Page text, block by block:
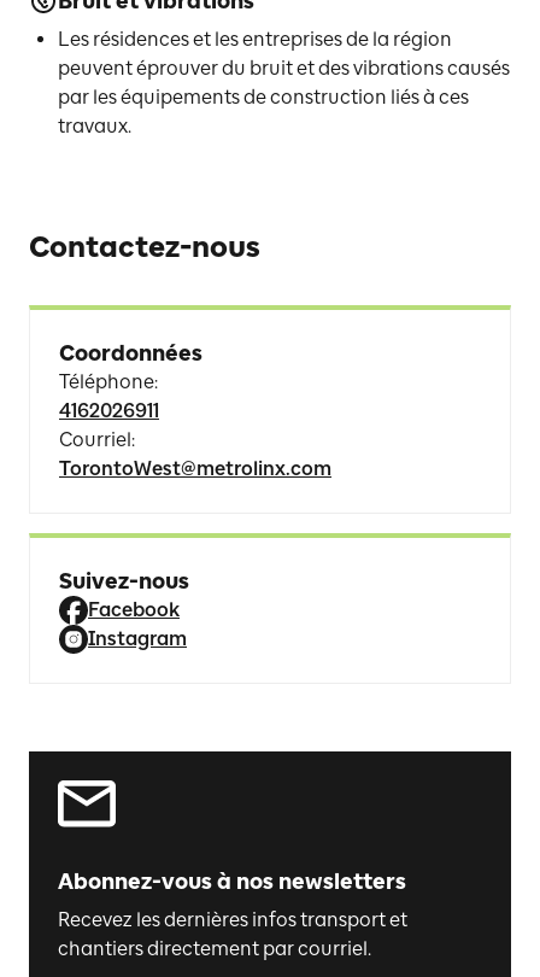
Les résidences et les entreprises de la région
peuvent éprouver du bruit et des vibrations causés
par les équipements de construction liés à ces
travaux.
Contactez-nous
Coordonnées
Téléphone:
4162026911
Courriel:
TorontoWest@metrolinx.com
Suivez-nous
Facebook
Instagram
Abonnez-vous à nos newsletters
Recevez les dernières infos transport et
chantiers directement par courriel.